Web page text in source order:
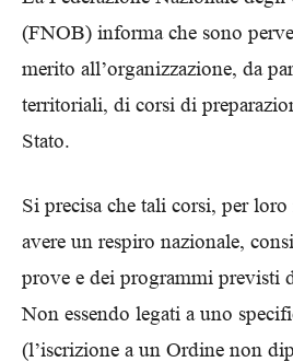
(FNOB) informa che sono
merito all’organizzazione, da
territoriali, di corsi di
Stato.
Si precisa che tali corsi, per
avere un respiro nazionale,
prove e dei programmi previsti
Non essendo legati a uno
(l’iscrizione a un Ordine non